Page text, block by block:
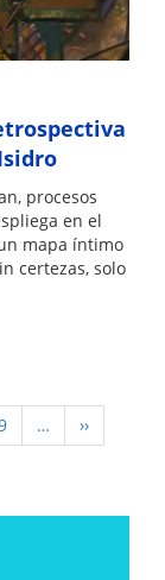
procesos
en el
mapa íntimo
certezas, solo
…
Siguiente
página
››